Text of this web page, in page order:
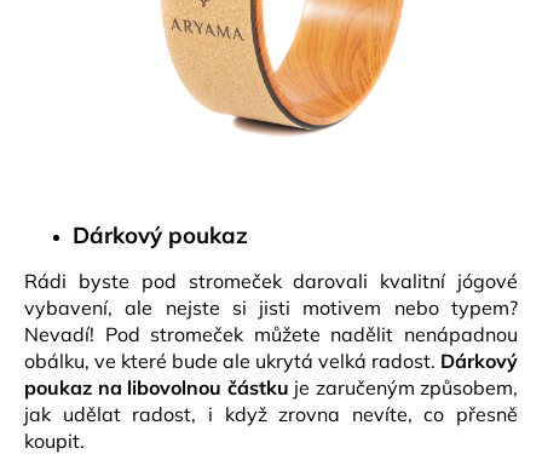
Dárkový poukaz
Rádi byste pod stromeček darovali kvalitní jógové
vybavení, ale nejste si jisti motivem nebo typem?
Nevadí! Pod stromeček můžete nadělit nenápadnou
obálku, ve které bude ale ukrytá velká radost. Dárkový
poukaz na libovolnou částku je zaručeným způsobem,
jak udělat radost, i když zrovna nevíte, co přesně
koupit.